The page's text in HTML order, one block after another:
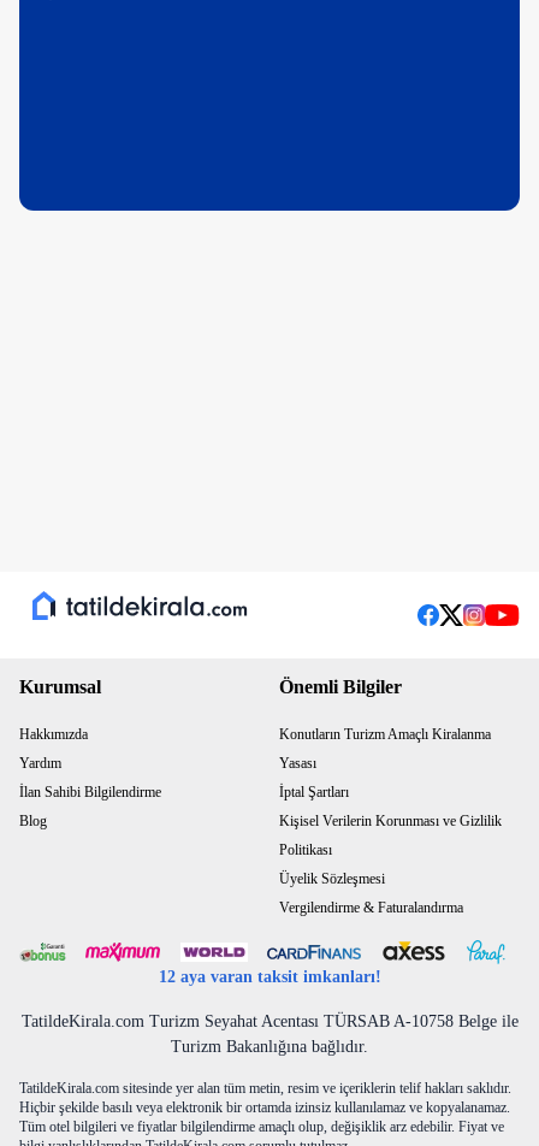
Kurumsal
Hakkımızda
Yardım
İlan Sahibi Bilgilendirme
Blog
Önemli Bilgiler
Konutların Turizm Amaçlı Kiralanma
Yasası
İptal Şartları
Kişisel Verilerin Korunması ve Gizlilik
Politikası
Üyelik Sözleşmesi
Vergilendirme & Faturalandırma
12 aya varan taksit imkanları!
TatildeKirala.com Turizm Seyahat Acentası TÜRSAB A-10758 Belge ile
Turizm Bakanlığına bağlıdır.
TatildeKirala.com sitesinde yer alan tüm metin, resim ve içeriklerin telif hakları saklıdır.
Hiçbir şekilde basılı veya elektronik bir ortamda izinsiz kullanılamaz ve kopyalanamaz.
Tüm otel bilgileri ve fiyatlar bilgilendirme amaçlı olup, değişiklik arz edebilir. Fiyat ve